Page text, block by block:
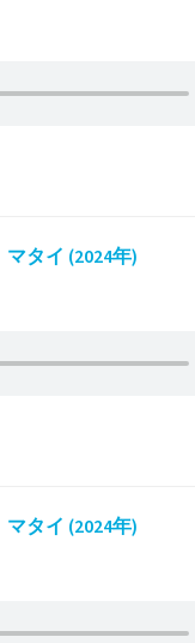
マタイ (2024年)
マタイ (2024年)